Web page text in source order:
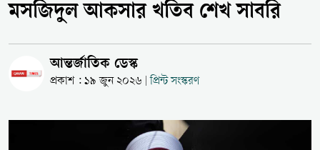
মসজিদুল আকসার খতিব শেখ সাবরি
আন্তর্জাতিক ডেস্ক
প্রকাশ : ১৯ জুন ২০২৬ প্রিন্ট সংস্করণ